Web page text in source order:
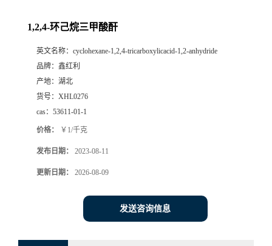
1,2,4-环己烷三甲酸酐
英文名称： cyclohexane-1,2,4-tricarboxylicacid-1,2-anhydride
品牌： 鑫红利
产地： 湖北
货号： XHL0276
cas： 53611-01-1
价格： ￥1/千克
发布日期： 2023-08-11
更新日期： 2026-08-09
发送咨询信息